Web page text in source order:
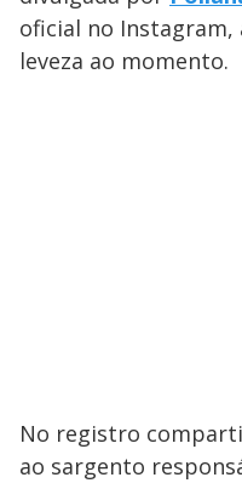
oficial no
leveza ao momento.
No registro
ao sargento